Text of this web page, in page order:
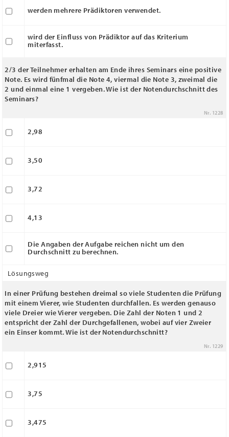
werden mehrere Prädiktoren verwendet.
wird der Einfluss von Prädiktor auf das Kriterium
miterfasst.
2/3 der Teilnehmer erhalten am Ende ihres Seminars eine positive
Note. Es wird fünfmal die Note 4, viermal die Note 3, zweimal die
2 und einmal eine 1 vergeben. Wie ist der Notendurchschnitt des
Seminars?
Nr. 1228
2,98
3,50
3,72
4,13
Die Angaben der Aufgabe reichen nicht um den
Durchschnitt zu berechnen.
Lösungsweg
In einer Prüfung bestehen dreimal so viele Studenten die Prüfung
mit einem Vierer, wie Studenten durchfallen. Es werden genauso
viele Dreier wie Vierer vergeben. Die Zahl der Noten 1 und 2
entspricht der Zahl der Durchgefallenen, wobei auf vier Zweier
ein Einser kommt. Wie ist der Notendurchschnitt?
Nr. 1229
2,915
3,75
3,475